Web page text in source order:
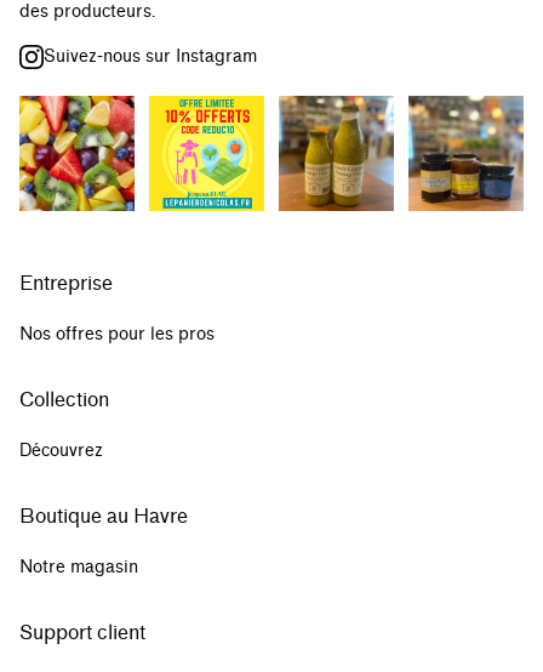
des producteurs.
Suivez-nous sur Instagram
Entreprise
Nos offres pour les pros
Collection
Découvrez
Boutique au Havre
Notre magasin
Support client